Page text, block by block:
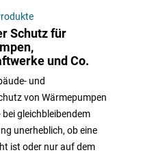
Schutz für
und Co.
und
von Wärmepumpen
gleichbleibendem
unerheblich, ob eine
ist oder nur auf dem